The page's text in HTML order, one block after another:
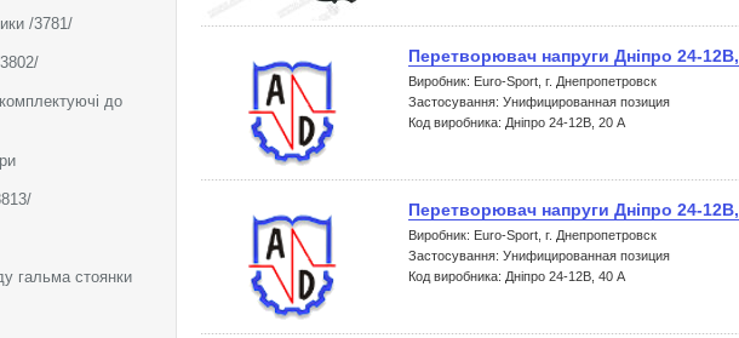
/3781/
до
гальма стоянки
Перетворювач напруги Дніпро 24-
Виробник: Euro-Sport, г. Днепропетровск
Застосування: Унифицированная позиция
Код виробника: Дніпро 24-12В, 20 А
Перетворювач напруги Дніпро 24-
Виробник: Euro-Sport, г. Днепропетровск
Застосування: Унифицированная позиция
Код виробника: Дніпро 24-12В, 40 А